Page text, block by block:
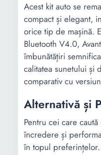
Acest kit auto se
compact și elegant,
orice tip de mașină.
Bluetooth V4.0,
îmbunătățiri
calitatea sunetului și
comparativ cu
Alternativă și
Pentru cei care
încredere și
în topul